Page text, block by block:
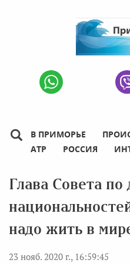
В ПРИМОРЬЕ
АТР
РОССИЯ
Глава Совета по
надо жить в
23 нояб. 2020 г., 16:59:45